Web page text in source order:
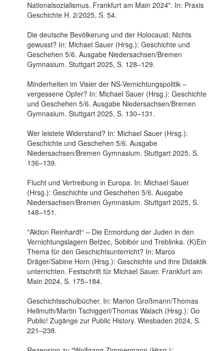
Nationalsozialismus. Frankfurt am Main 2024". In: Praxis
Geschichte H. 2/2025, S. 54.
Die deutsche Bevölkerung und der Holocaust: Nichts
gewusst? In: Michael Sauer (Hrsg.): Geschichte und
Geschehen 5/6. Ausgabe Niedersachsen/Bremen
Gymnasium. Stuttgart 2025, S. 128–129.
Minderheiten im Visier der NS-Vernichtungspolitik –
vergessene Opfer? In: Michael Sauer (Hrsg.): Geschichte
und Geschehen 5/6. Ausgabe Niedersachsen/Bremen
Gymnasium. Stuttgart 2025, S. 130–131.
Wer leistete Widerstand? In: Michael Sauer (Hrsg.):
Geschichte und Geschehen 5/6. Ausgabe
Niedersachsen/Bremen Gymnasium. Stuttgart 2025, S.
136–139.
Flucht und Vertreibung in Europa. In: Michael Sauer
(Hrsg.): Geschichte und Geschehen 5/6. Ausgabe
Niedersachsen/Bremen Gymnasium. Stuttgart 2025, S.
148–151.
"Aktion Reinhardt“ – Die Ermordung der Juden in den
Vernichtungslagern Bełżec, Sobibór und Treblinka. (K)Ein
Thema für den Geschichtsunterricht? In: Marco
Dräger/Sabine Horn (Hrsg.): Geschichte und ihre Didaktik
unterrichten. Festschrift für Michael Sauer. Frankfurt am
Main 2024, S. 175–184.
Geschichtsschulbücher. In: Marion Großmann/Thomas
Hellmuth/Martin Tschiggerl/Thomas Walach (Hrsg.): Go
Public! Zugänge zur Public History. Wiesbaden 2024, S.
221–238.